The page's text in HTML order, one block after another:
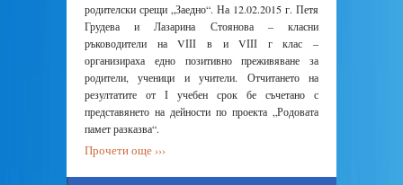
родителски срещи „Заедно“. На 12.02.2015 г. Петя
Грудева и Лазарина Стоянова – класни
ръководители на VІІІ в и VІІІ г клас –
организираха едно позитивно преживяване за
родители, ученици и учители. Отчитането на
резултатите от І учебен срок бе съчетано с
представянето на дейности по проекта „Родовата
памет разказва“.
Прочети още ›››